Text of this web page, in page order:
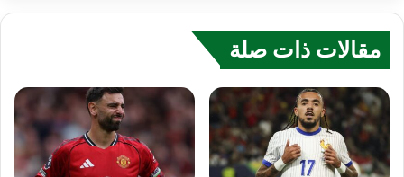
مقالات ذات صلة